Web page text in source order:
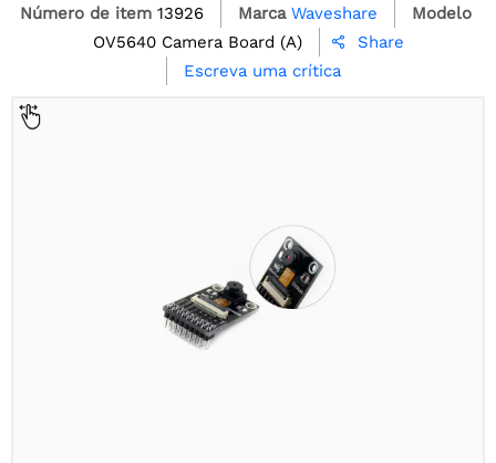
Número de item 13926 Marca Waveshare
Modelo
OV5640 Camera Board (A)

Share
Escreva uma crítica